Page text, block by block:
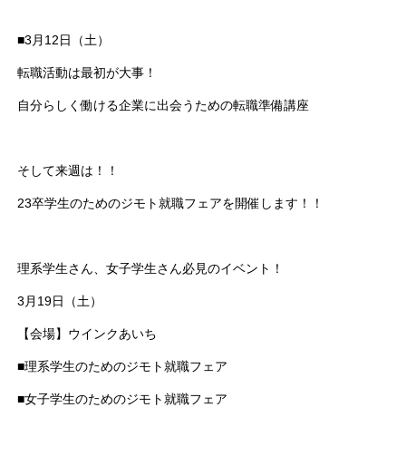
■3月12日（土）
転職活動は最初が大事！
自分らしく働ける企業に出会うための転職準備講座
そして来週は！！
23卒学生のためのジモト就職フェアを開催します！！
理系学生さん、女子学生さん必見のイベント！
3月19日（土）
【会場】ウインクあいち
■理系学生のためのジモト就職フェア
■女子学生のためのジモト就職フェア